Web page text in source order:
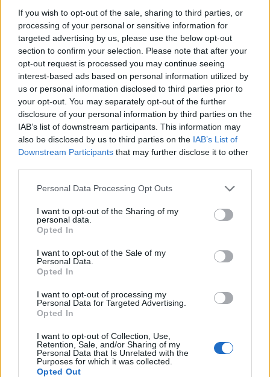
If you wish to opt-out of the sale, sharing to third parties, or
processing of your personal or sensitive information for
targeted advertising by us, please use the below opt-out
section to confirm your selection. Please note that after your
opt-out request is processed you may continue seeing
interest-based ads based on personal information utilized by
us or personal information disclosed to third parties prior to
your opt-out. You may separately opt-out of the further
disclosure of your personal information by third parties on the
IAB’s list of downstream participants. This information may
also be disclosed by us to third parties on the IAB’s List of
Downstream Participants that may further disclose it to other
Personal Data Processing Opt Outs
I want to opt-out of the Sharing of my
personal data.
Opted In
I want to opt-out of the Sale of my
Personal Data.
Opted In
I want to opt-out of processing my
Personal Data for Targeted Advertising.
Opted In
I want to opt-out of Collection, Use,
Retention, Sale, and/or Sharing of my
Personal Data that Is Unrelated with the
Purposes for which it was collected.
Opted Out
μπλέχτηκαν σε έναν κυκεώνα γραφειοκρατίας και
«ωχαδελφισμού» είναι πια καθημερινότητα. Είναι
συχνά η άγνοια και η ελλιπήςεκπαίδευσηπου
οδηγούν σε παραλείψεις και τέτοιου είδους
παραβάσεις.
καθημερινά ζητήματα που προκύπτουν και κανένας
δεν μιλάει γιατί δεν έχει νόημα, γιατί τίποτα δε θα
αλλάξει, γιατί άντε να αποδείξεις ότι δεν είσαι
ήδη κλονισμένη εμπιστοσύνη μεταξύ πολιτείας και
επίκαιρη ερώτηση «Ποιος θα μας φυλάξει από τους
φύλακες;»